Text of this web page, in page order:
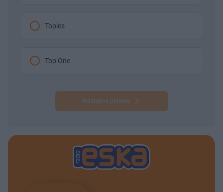
Toples
Top One
Następne pytanie